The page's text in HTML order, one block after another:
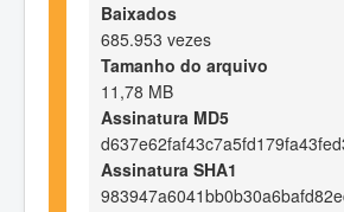
Baixados
685.953 vezes
Tamanho do arquivo
11,78 MB
Assinatura MD5
Assinatura SHA1